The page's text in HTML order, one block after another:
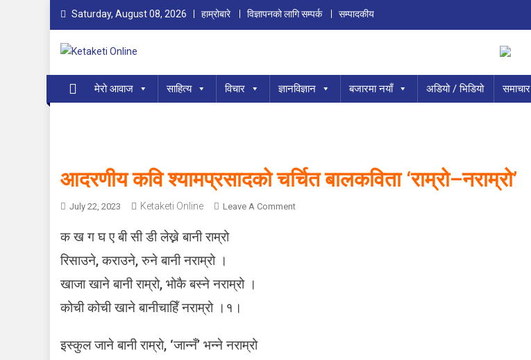
content
Saturday, August 08, 2026 हाम्रोबारे विज्ञापनको लागि सम्पर्क सम्पादकीय
Ketaketi Online
मेरो आवाज साहित्य विचार ज्ञानविज्ञान बजारमा नयाँ अडियो / भिडियो समाचार
आदरणीय कवि श्यामप्रसादको चर्चित बालकविता ‘राम्रो–नराम्रो’
July 22, 2023 Ketaketi Online Leave A CommentO
क ख ग घ ए बी सी डी लेख्ने बानी राम्रो
रिसाउने, कराउने, रुने बानी नराम्रो ।
खाजा खाने बानी राम्रो, भोकै बस्ने नराम्रो ।
कोची कोची खाने बानीचाहिँ नराम्रो ।१।
इस्कुल जाने बानी राम्रो, ‘जान्नँ’ भन्ने नराम्रो